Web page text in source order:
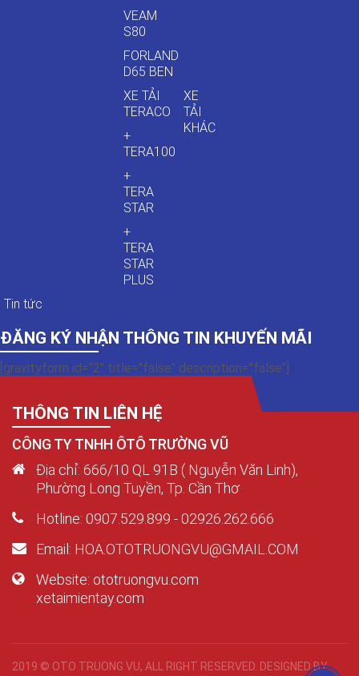
VEAM
S80
FORLAND
D65 BEN
XE TẢI
TERACO
+
TERA100
+
TERA
STAR
+
TERA
STAR
PLUS
XE
TẢI
KHÁC
Tin tức
ĐĂNG KÝ NHẬN THÔNG TIN KHUYẾN MÃI
[gravityform id="2" title="false" description="false"]
THÔNG TIN LIÊN HỆ
CÔNG TY TNHH ÔTÔ TRƯỜNG VŨ
Địa chỉ: 666/10 QL 91B ( Nguyễn Văn Linh),
Phường Long Tuyền, Tp. Cần Thơ
Hotline: 0907.529.899 - 02926.262.666
Email: HOA.OTOTRUONGVU@GMAIL.COM
Website: ototruongvu.com
xetaimientay.com
2019 © OTO TRUONG VU, ALL RIGHT RESERVED. DESIGNED BY